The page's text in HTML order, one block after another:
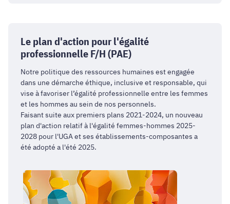
Le plan d'action pour l'égalité
professionnelle F/H (PAE)
Notre politique des ressources humaines est engagée
dans une démarche éthique, inclusive et responsable, qui
vise à favoriser l’égalité professionnelle entre les femmes
et les hommes au sein de nos personnels.
Faisant suite aux premiers plans 2021-2024, un nouveau
plan d'action relatif à l'égalité femmes-hommes 2025-
2028 pour l'UGA et ses établissements-composantes a
été adopté a l'été 2025.